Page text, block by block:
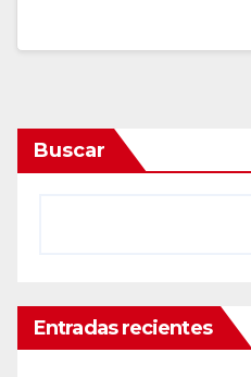
Buscar
Entradas recientes